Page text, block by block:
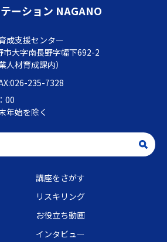
ーション NAGANO
成支援センター
大字南長野字幅下692-2
人材育成課内）
235-7328
00
年始を除く
講座をさがす
リスキリング
お役立ち動画
インタビュー